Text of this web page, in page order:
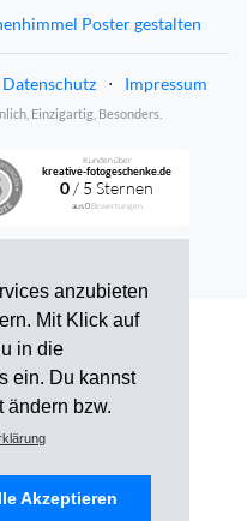
anzubieten
Mit Klick auf
in die
ein. Du kannst
bzw.
Akzeptieren
Poster gestalten
Datenschutz ⋅ Impressum
Einzigartig, Besonders.
Kunden über
kreative-fotogeschenke.de
0 / 5 Sternen
aus0Bewertungen